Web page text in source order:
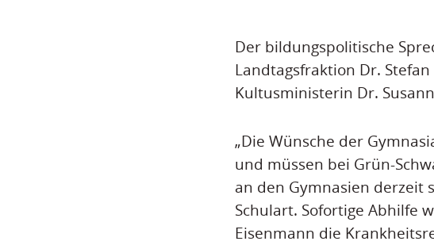
Der bildungspolitische
Landtagsfraktion Dr.
Kultusministerin Dr.
„Die Wünsche der
und müssen bei Grün-
an den Gymnasien derzeit
Schulart. Sofortige Abhilfe
Eisenmann die